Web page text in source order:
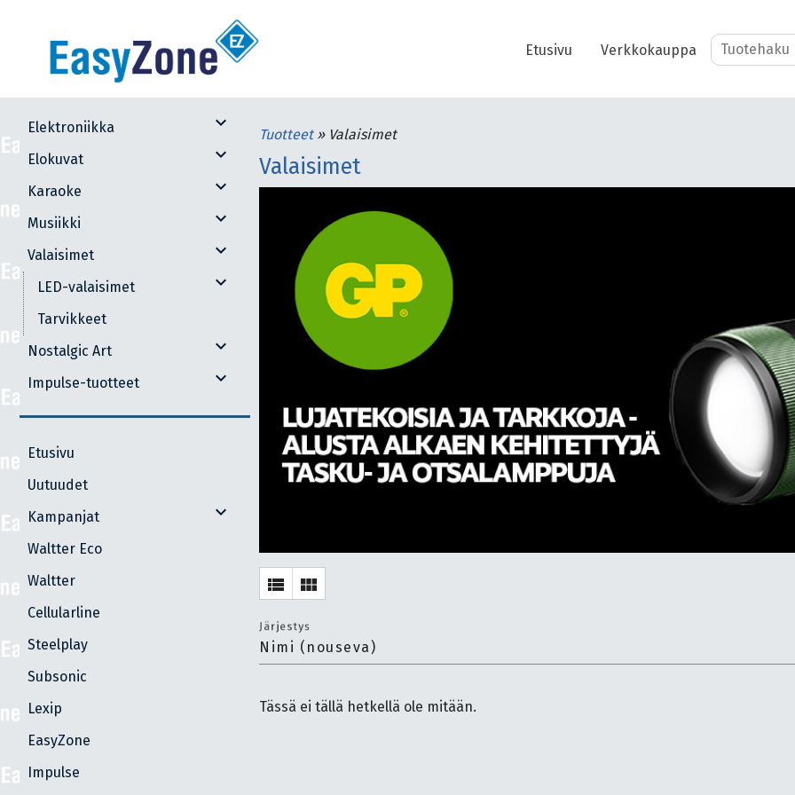
Etusivu Verkkokauppa
Valaisimet
view_list view_module
Nimi (nouseva)
Järjestys
Tässä ei tällä hetkellä ole mitään.
Tuotteet »Valaisimet
Elektroniikka expand_more
Elokuvat expand_more
Karaoke expand_more
Musiikki expand_more
Valaisimet expand_more
LED-valaisimet expand_more
Tarvikkeet
Nostalgic Art
expand_more
Impulse-tuotteet expand_more
Etusivu
Uutuudet
Kampanjat
expand_more
Waltter Eco
Waltter
Cellularline
Steelplay
Subsonic
Lexip
EasyZone
Impulse